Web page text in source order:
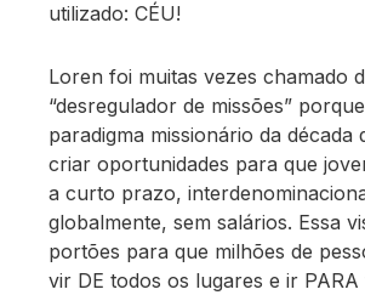
utilizado: CÉU!
Loren foi muitas vezes chamado
“desregulador de missões”
paradigma missionário da década
criar oportunidades para que
a curto prazo,
globalmente, sem salários. Essa
portões para que milhões de
vir DE todos os lugares e ir PARA